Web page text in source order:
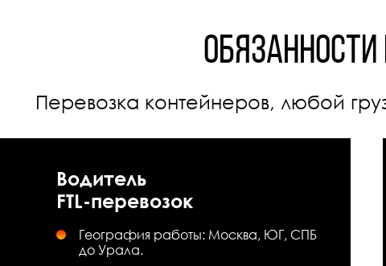
Перевозка контейнеров, любой
География работы: Москва, ЮГ, СПБ
до Урала.
Водитель
FTL-перевозок